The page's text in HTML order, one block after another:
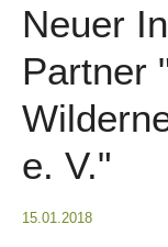
Neuer
Partner
e. V."
15.01.2018